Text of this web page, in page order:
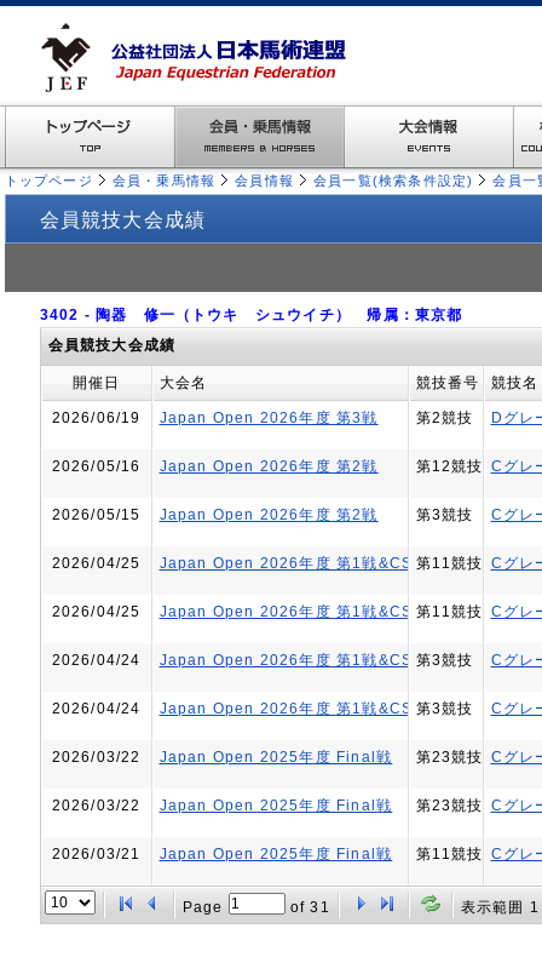
トップページ 会員・乗馬情報 会員情報 会員一覧(検索条件設定) 会員一
会員競技大会成績
3402 - 陶器 修一（トウキ シュウイチ） 帰属：東京都
会員競技大会成績
開催日 大会名 競技番号 競技名
2026/06/19 Japan Open 2026年度 第3戦 第2競技 Dグレ
2026/05/16 Japan Open 2026年度 第2戦 第12競技 Cグレ
2026/05/15 Japan Open 2026年度 第2戦 第3競技 Cグレ
2026/04/25 Japan Open 2026年度 第1戦&CSI1★-W
第11競技 Cグレ
2026/04/25 Japan Open 2026年度 第1戦&CSI1★-W
第11競技 Cグレ
2026/04/24 Japan Open 2026年度 第1戦&CSI1★-W
第3競技 Cグレ
2026/04/24 Japan Open 2026年度 第1戦&CSI1★-W
第3競技 Cグレ
2026/03/22 Japan Open 2025年度 Final戦 第23競技 Cグレ
2026/03/22 Japan Open 2025年度 Final戦 第23競技 Cグレ
2026/03/21 Japan Open 2025年度 Final戦 第11競技 Cグレ
Page of31 表示範囲